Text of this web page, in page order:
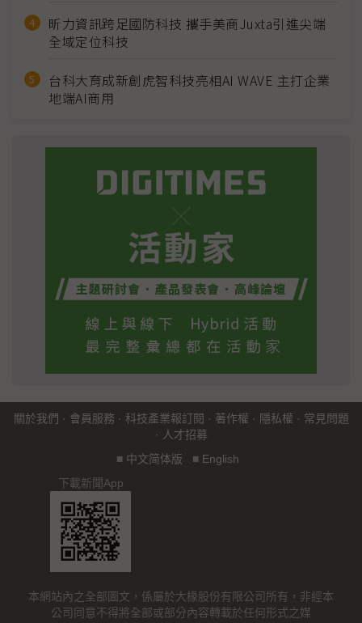
昕力資訊跨足國防科技 攜手美商Juxta引進尖端
全域定位科技
台科大育成新創虎智科技亮相AI WAVE 主打企業
地端AI商用
關於我們 · 會員服務 · 科技產業報訂閱 · 著作權 · 隱私權 · 常見問題
· 人才招募
■ 中文简体版 ■ English
下載新聞App
本網站內之全部圖文，係屬於大椽股份有限公司所有，非經本
公司同意不得將全部或部分內容轉載於任何形式之媒